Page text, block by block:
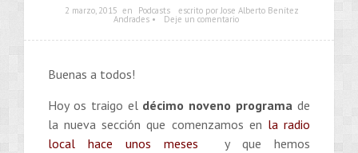
2 marzo, 2015 en Podcasts escrito por Jose Alberto Benítez
Andrades • Deje un comentario
Buenas a todos!
Hoy os traigo el décimo noveno programade
la nueva sección que comenzamos en la radio
local hace unos meses
y que hemos